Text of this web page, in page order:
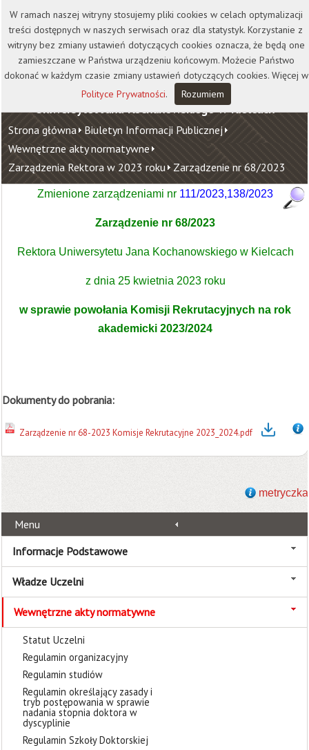
Kontakt Biblioteka
Wydawnictwo
Wirtualna Uczelnia
Uniwersytet Jana Kochanowskiego w Kielcach
Strona główna Biuletyn Informacji Publicznej
Wewnętrzne akty normatywne
Zarządzenia Rektora w 2023 roku Zarządzenie nr 68/2023
Zmienione zarządzeniami nr 111/2023,138/2023
Zarządzenie nr 68/2023
Rektora Uniwersytetu Jana Kochanowskiego w Kielcach
z dnia 25 kwietnia 2023 roku
w sprawie powołania Komisji Rekrutacyjnych na rok
akademicki 2023/2024
Dokumenty do pobrania:
Zarządzenie nr 68-2023 Komisje Rekrutacyjne 2023_2024.pdf
metryczka
Menu
Informacje Podstawowe
Władze Uczelni
Wewnętrzne akty normatywne
Statut Uczelni
Regulamin organizacyjny
Regulamin studiów
Regulamin określający zasady i
tryb postępowania w sprawie
nadania stopnia doktora w
dyscyplinie
Regulamin Szkoły Doktorskiej
W ramach naszej witryny stosujemy pliki cookies w celach optymalizacji
treści dostępnych w naszych serwisach oraz dla statystyk. Korzystanie z
witryny bez zmiany ustawień dotyczących cookies oznacza, że będą one
zamieszczane w Państwa urządzeniu końcowym. Możecie Państwo
dokonać w każdym czasie zmiany ustawień dotyczących cookies. Więcej w
Polityce Prywatności. Rozumiem